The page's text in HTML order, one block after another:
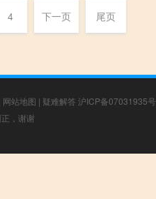
4 下一页 尾页
网站地图 | 疑难解答 沪ICP备07031935号
，谢谢